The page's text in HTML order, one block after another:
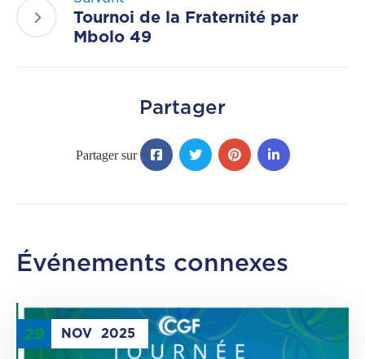
Tournoi de la Fraternité par
Mbolo 49
Partager
Événements connexes
29 NOV 2025